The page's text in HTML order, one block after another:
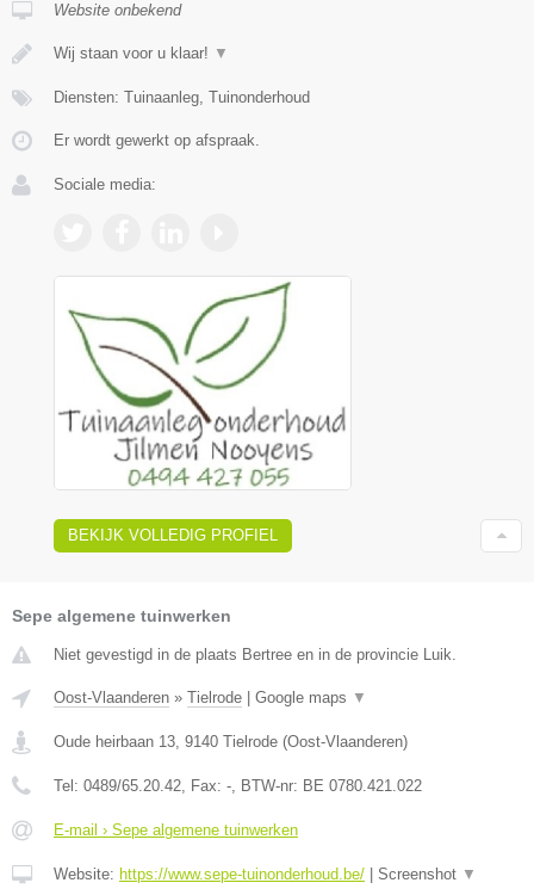
Website onbekend
Wij staan voor u klaar! ▼
Diensten: Tuinaanleg, Tuinonderhoud
Er wordt gewerkt op afspraak.
Sociale media:
BEKIJK VOLLEDIG PROFIEL
Sepe algemene tuinwerken
Niet gevestigd in de plaats Bertree en in de provincie Luik.
Oost-Vlaanderen » Tielrode Google maps ▼
Oude heirbaan 13 9140 Tielrode (Oost-Vlaanderen)
Tel: 0489/65.20.42 , Fax: - , BTW-nr: BE 0780.421.022
E-mail › Sepe algemene tuinwerken
Website: https://www.sepe-tuinonderhoud.be/ Screenshot ▼